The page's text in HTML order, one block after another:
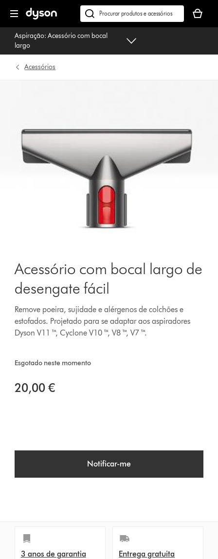
seguinte
Pesquisar
em
dyson.pt
seu
cesto
Aspiração: Acessório com bocal
largo
Acessórios
Acessório com bocal largo de
desengate fácil
Remove poeira, sujidade e alérgenos de colchões e
estofados. Projetado para se adaptar aos aspiradores
Dyson V11 ™, Cyclone V10 ™, V8 ™, V7 ™.
Esgotado neste momento
20,00 €
Notificar-me
3 anos de garantia Entrega gratuita